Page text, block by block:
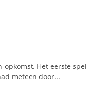
opkomst. Het eerste spel
meteen door...